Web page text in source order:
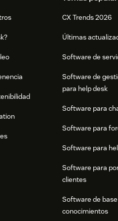
CX Trends 2026
Últimas
Software de
Software de
para help desk
Software para
Software para
Software para
Software para
clientes
Software de
conocimientos